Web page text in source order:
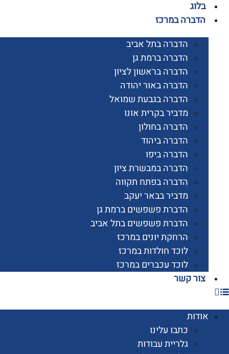
במרכז
הדברה בתל אביב
הדברה ברמת גן
הדברה בראשון לציון
הדברה באור יהודה
הדברה בגבעת שמואל
מדביר בקרית אונו
הדברה בחולון
הדברה ביהוד
הדברה ביפו
הדברה במבשרת ציון
הדברה בפתח תקווה
מדביר בבאר יעקב
הדברת פשפשים ברמת גן
הדברת פשפשים בתל אביב
הרחקת יונים במרכז
לוכד חולדות במרכז
לוכד עכברים במרכז
קשר
כתבו עלינו
גלריית עבודות